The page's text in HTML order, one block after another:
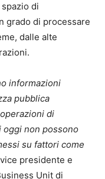
di
grado di processare
dalle alte
informazioni
pubblica
di
non possono
su fattori come
presidente e
Unit di